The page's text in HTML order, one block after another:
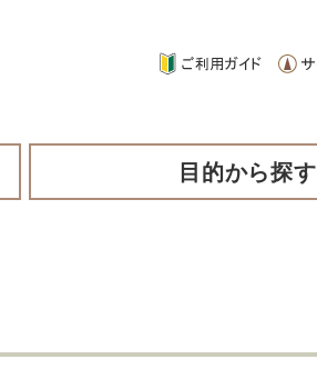
目的から探す